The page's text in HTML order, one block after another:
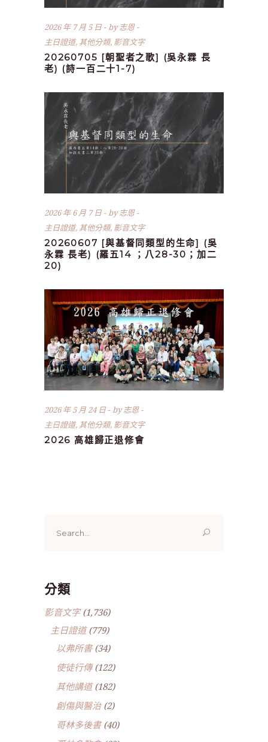
2026 年 7 月 5 日 by志恩
主日證道, 其他分類, 影音文字
20260705 [朝聖者之歌] (吳永霖 長
老) (詩一百二十1-7)
2026 年 6 月 7 日 by志恩
主日證道, 其他分類, 影音文字
20260607 [與基督同類型的生命] (吳
永霖 長老) (羅五14 ；八28-30；加二
20)
2026 年 5 月 24 日 by志恩
主日證道, 其他分類, 影音文字
2026 高雄歸正退修會
for:
分類
影音文字(1,736)
主日證道(779)
以弗所書(34)
使徒行傳(122)
其他講道(182)
創傷與醫治(2)
哥林多後書(40)